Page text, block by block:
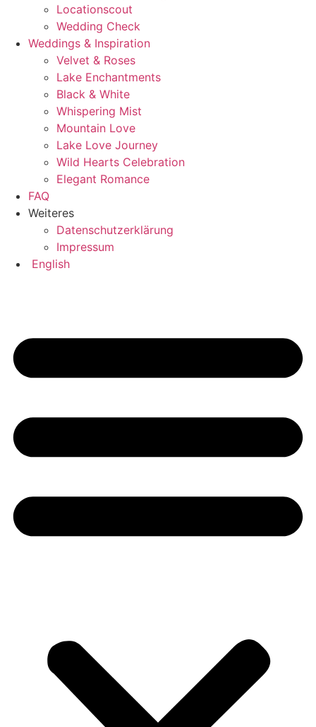
Locationscout
Wedding Check
Weddings & Inspiration
Velvet & Roses
Lake Enchantments
Black & White
Whispering Mist
Mountain Love
Lake Love Journey
Wild Hearts Celebration
Elegant Romance
FAQ
Weiteres
Datenschutzerklärung
Impressum
English